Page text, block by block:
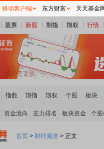
股票 新股 期指 期权 行情
指数 期指 期权 个股 板块
资金流向 主力排名 板块资金 个股
首页 > 财经频道 > 正文
移动客户端 东方财富 天天基金